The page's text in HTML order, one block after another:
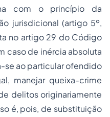
com o princípio da
jurisdicional (artigo 5º,
no artigo 29 do Código
caso de inércia absoluta
se ao particular ofendido
manejar queixa-crime
delitos originariamente
é, pois, de substituição